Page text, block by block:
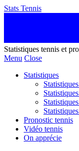
Stats Tennis
Statistiques tennis et
Menu Close
Statistiques
Pronostic tennis
Vidéo tennis
On apprécie